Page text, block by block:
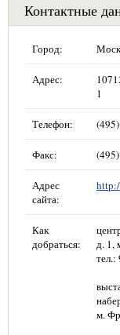
Контактные
Город:
Адрес:
1
Телефон:
Факс:
Адрес
сайта:
Как
добраться:
д. 1,
м.